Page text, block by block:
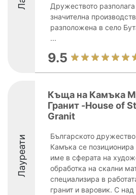
Дружеството
значителна
разположена в село
...
9.5
Лауреати
Къща на Камъка
Гранит -House of
Granit
Българското
Камъка се
име в сферата на
обработка на скални
специализира в
гранит и варовик. С